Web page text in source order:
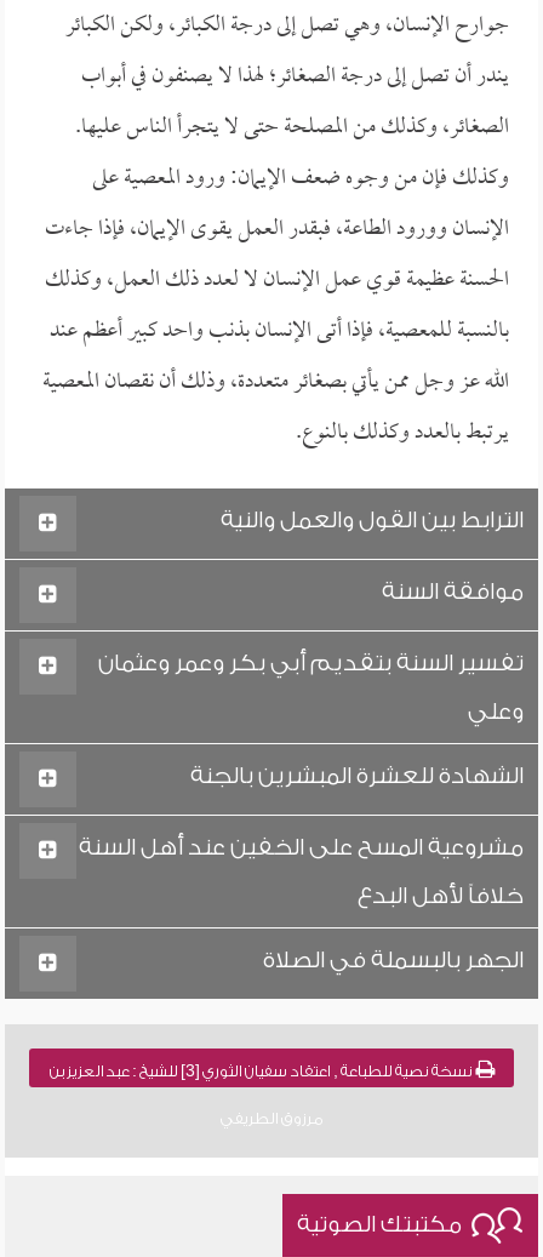
جوارح الإنسان، وهي تصل إلى درجة الكبائر، ولكن الكبائر
يندر أن تصل إلى درجة الصغائر؛ لهذا لا يصنفون في أبواب
الصغائر، وكذلك من المصلحة حتى لا يتجرأ الناس عليها.
وكذلك فإن من وجوه ضعف الإيمان: ورود المعصية على
الإنسان وورود الطاعة، فبقدر العمل يقوى الإيمان، فإذا جاءت
الحسنة عظيمة قوي عمل الإنسان لا لعدد ذلك العمل، وكذلك
بالنسبة للمعصية، فإذا أتى الإنسان بذنب واحد كبير أعظم عند
الله عز وجل ممن يأتي بصغائر متعددة، وذلك أن نقصان المعصية
يرتبط بالعدد وكذلك بالنوع.
الترابط بين القول والعمل والنية
موافقة السنة
تفسير السنة بتقديم أبي بكر وعمر وعثمان
وعلي
الشهادة للعشرة المبشرين بالجنة
مشروعية المسح على الخفين عند أهل السنة
خلافاً لأهل البدع
الجهر بالبسملة في الصلاة
نسخة نصية للطباعة , اعتقاد سفيان الثوري [3] للشيخ : عبد العزيز بن
مرزوق الطريفي
مكتبتك الصوتية